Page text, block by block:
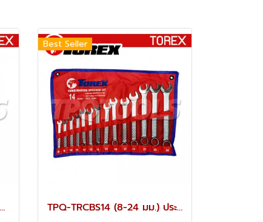
TPQ-TRDES8 (6-22 มม.) ประแจปากตายชุด 8 ตัว TOREX
Best Seller
TPQ-TRCBS14 (8-24 มม.) ประแจแหวนข้างปากตายชุด 14 ตัว TOREX